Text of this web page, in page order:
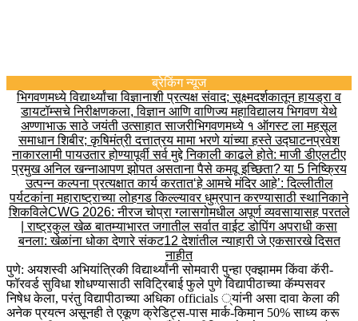
ब्रेकिंग न्यूज
भिगवणमध्ये विद्यार्थ्यांचा विज्ञानाशी प्रत्यक्ष संवाद; सूक्ष्मदर्शकातून हायड्रा व
डायटॉम्सचे निरीक्षणकला, विज्ञान आणि वाणिज्य महाविद्यालय भिगवण येथे
अण्णाभाऊ साठे जयंती उत्साहात साजरीभिगवणमध्ये १ ऑगस्ट ला महसूल
समाधान शिबीर; कृषिमंत्री दत्तात्रय मामा भरणे यांच्या हस्ते उद्घाटनप्रवेश
नाकारलामी पायउतार होण्यापूर्वी सर्व मुद्दे निकाली काढले होते: माजी डीएलटीए
प्रमुख अनिल खन्नाआपण झोपत असताना पैसे कमवू इच्छिता? या 5 निष्क्रिय
उत्पन्न कल्पना प्रत्यक्षात कार्य करतात‘हे आमचे मंदिर आहे’: दिल्लीतील
पर्यटकांना महाराष्ट्राच्या लोहगड किल्ल्यावर धुम्रपान करण्यासाठी स्थानिकाने
शिकविलेCWG 2026: नीरज चोप्रा ग्लासगोमधील अपूर्ण व्यवसायासह परतले
| राष्ट्रकुल खेळ बातम्याभारत जगातील सर्वात वाईट डोपिंग अपराधी कसा
बनला: खेळांना धोका देणारे संकट12 देशांतील न्याहारी जे एकसारखे दिसत
नाहीत
पुणे: अयशस्वी अभियांत्रिकी विद्यार्थ्यांनी सोमवारी पुन्हा एक्झामम किंवा कॅरी-
फॉरवर्ड सुविधा शोधण्यासाठी सविट्रिबाई फुले पुणे विद्यापीठाच्या कॅम्पसवर
निषेध केला, परंतु विद्यापीठाच्या अधिका officials ्यांनी असा दावा केला की
अनेक प्रयत्न असूनही ते एकूण क्रेडिट्स-पास मार्क-किमान 50% साध्य करू